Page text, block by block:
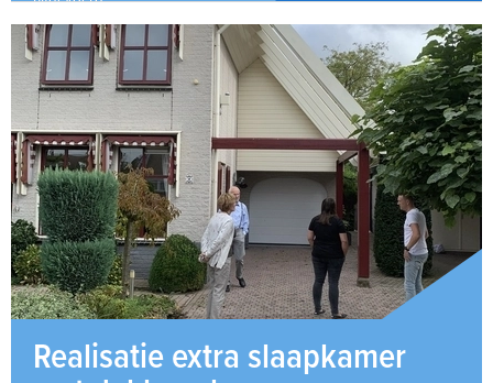
Realisatie extra slaapkamer